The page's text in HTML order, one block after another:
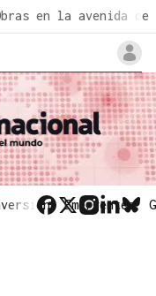
en la avenida de
Emergentes